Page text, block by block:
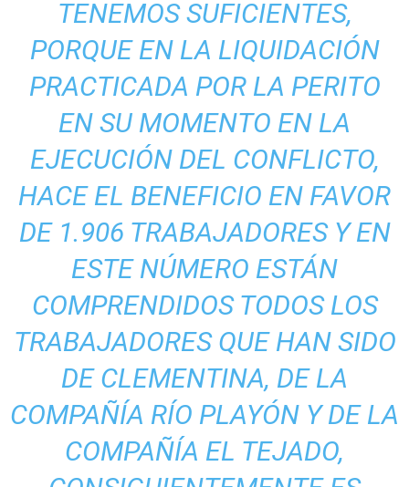
TENEMOS SUFICIENTES,
PORQUE EN LA LIQUIDACIÓN
PRACTICADA POR LA PERITO
EN SU MOMENTO EN LA
EJECUCIÓN DEL CONFLICTO,
HACE EL BENEFICIO EN FAVOR
DE 1.906 TRABAJADORES Y EN
ESTE NÚMERO ESTÁN
COMPRENDIDOS TODOS LOS
TRABAJADORES QUE HAN SIDO
DE CLEMENTINA, DE LA
COMPAÑÍA RÍO PLAYÓN Y DE LA
COMPAÑÍA EL TEJADO,